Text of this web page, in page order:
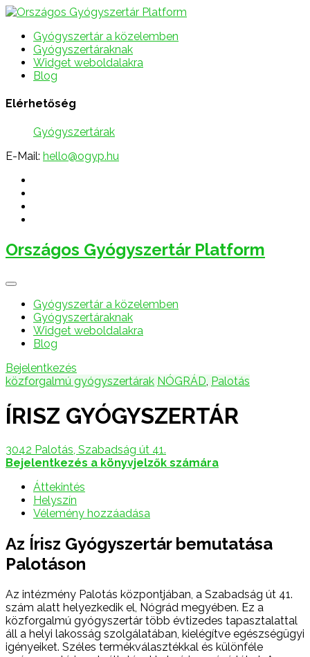
Gyógyszertár a közelemben
Gyógyszertáraknak
Widget weboldalakra
Blog
Elérhetőség
Gyógyszertárak
E-Mail: hello@ogyp.hu
Országos Gyógyszertár Platform
Gyógyszertár a közelemben
Gyógyszertáraknak
Widget weboldalakra
Blog
Bejelentkezés
közforgalmú gyógyszertárak NÓGRÁD, Palotás
ÍRISZ GYÓGYSZERTÁR
3042 Palotás, Szabadság út 41.
Bejelentkezés a könyvjelzők számára
Áttekintés
Helyszín
Vélemény hozzáadása
Az Írisz Gyógyszertár bemutatása
Palotáson
Az intézmény Palotás központjában, a Szabadság út 41.
szám alatt helyezkedik el, Nógrád megyében. Ez a
közforgalmú gyógyszertár több évtizedes tapasztalattal
áll a helyi lakosság szolgálatában, kielégítve egészségügyi
igényeiket. Széles termékválasztékkal és különféle